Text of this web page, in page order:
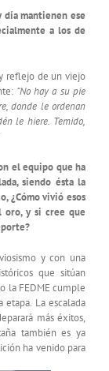
día mantienen ese
a los de
reflejo de un viejo
“No hay a su pie
donde le ordenan
le hiere. Temido,
el equipo que ha
siendo ésta la
¿Cómo vivió esos
oro, y si cree que
y con una
que sitúan
la FEDME cumple
La escalada
más éxitos,
también es ya
ha venido para